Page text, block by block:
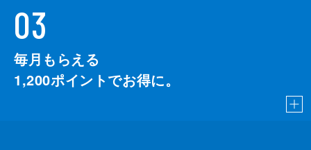
03
毎月もらえる
1,200ポイントでお得に。